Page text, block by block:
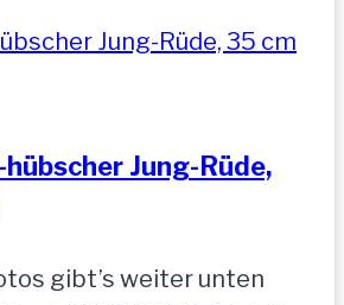
gesucht
hübscher Jung-Rüde,
gibt’s weiter unten